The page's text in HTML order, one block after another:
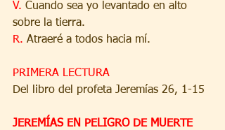
V. Cuando sea yo levantado en alto
sobre la tierra.
R. Atraeré a todos hacia mí.
PRIMERA LECTURA
Del libro del profeta Jeremías 26, 1-15
JEREMÍAS EN PELIGRO DE MUERTE